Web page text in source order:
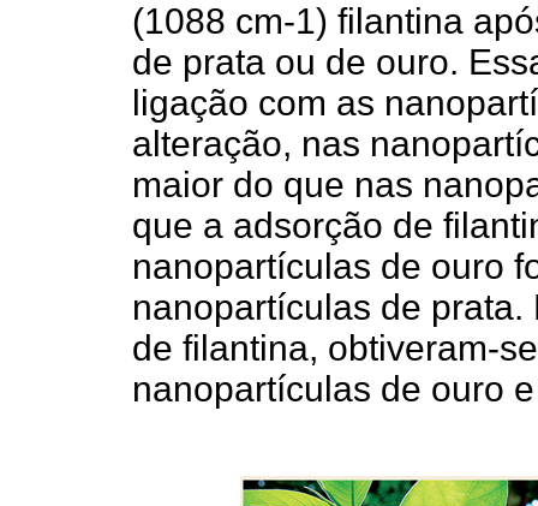
(1088 cm-1) filantina
de prata ou de ouro.
ligação com as
alteração, nas
maior do que nas
que a adsorção de
nanopartículas de ouro
nanopartículas de
de filantina, obtiveram-
nanopartículas de ouro